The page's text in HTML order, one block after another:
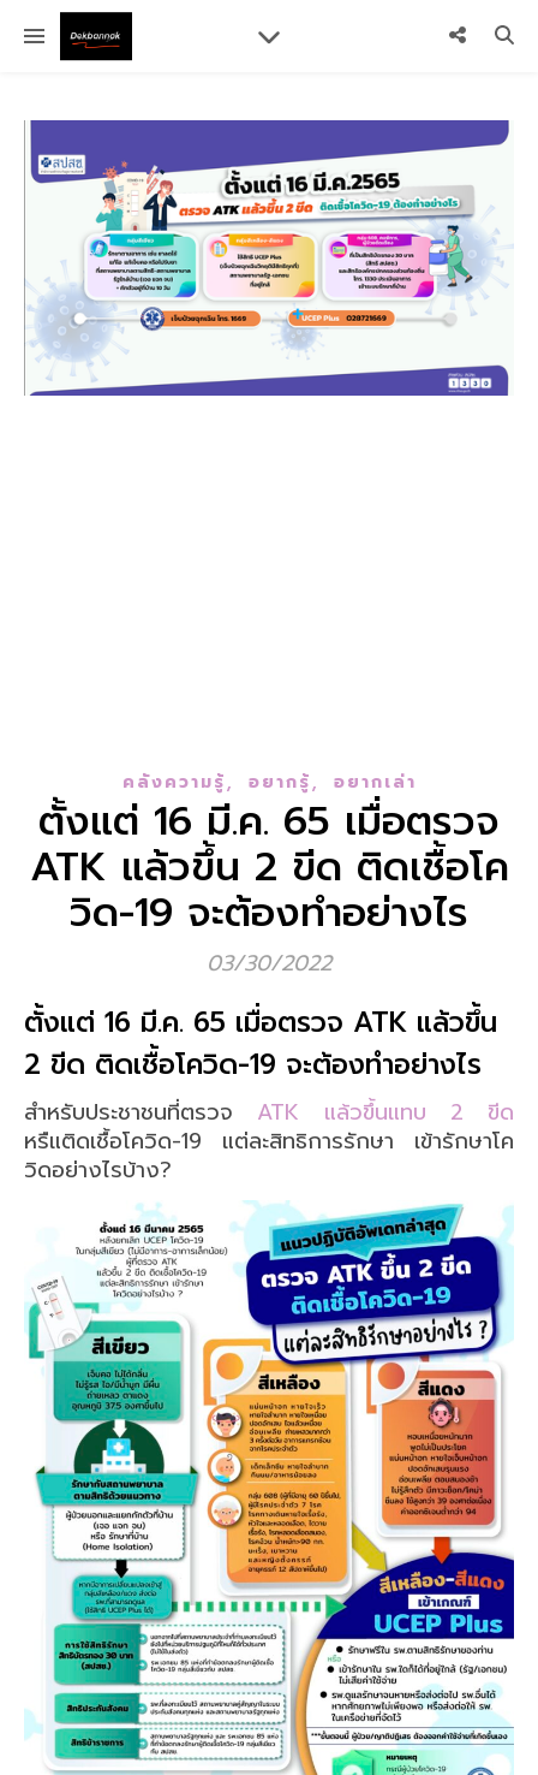
คลังความรู้, อยากรู้, อยากเล่า
ตั้งแต่ 16 มี.ค. 65 เมื่อตรวจ
ATK แล้วขึ้น 2 ขีด ติดเชื้อโค
วิด-19 จะต้องทำอย่างไร
03/30/2022
ตั้งแต่ 16 มี.ค. 65 เมื่อตรวจ ATK แล้วขึ้น
2 ขีด ติดเชื้อโควิด-19 จะต้องทำอย่างไร
สำหรับประชาชนที่ตรวจ ATK แล้วขึ้นแทบ 2 ขีด
หรืแติดเชื้อโควิด-19 แต่ละสิทธิการรักษา เข้ารักษาโค
วิดอย่างไรบ้าง?